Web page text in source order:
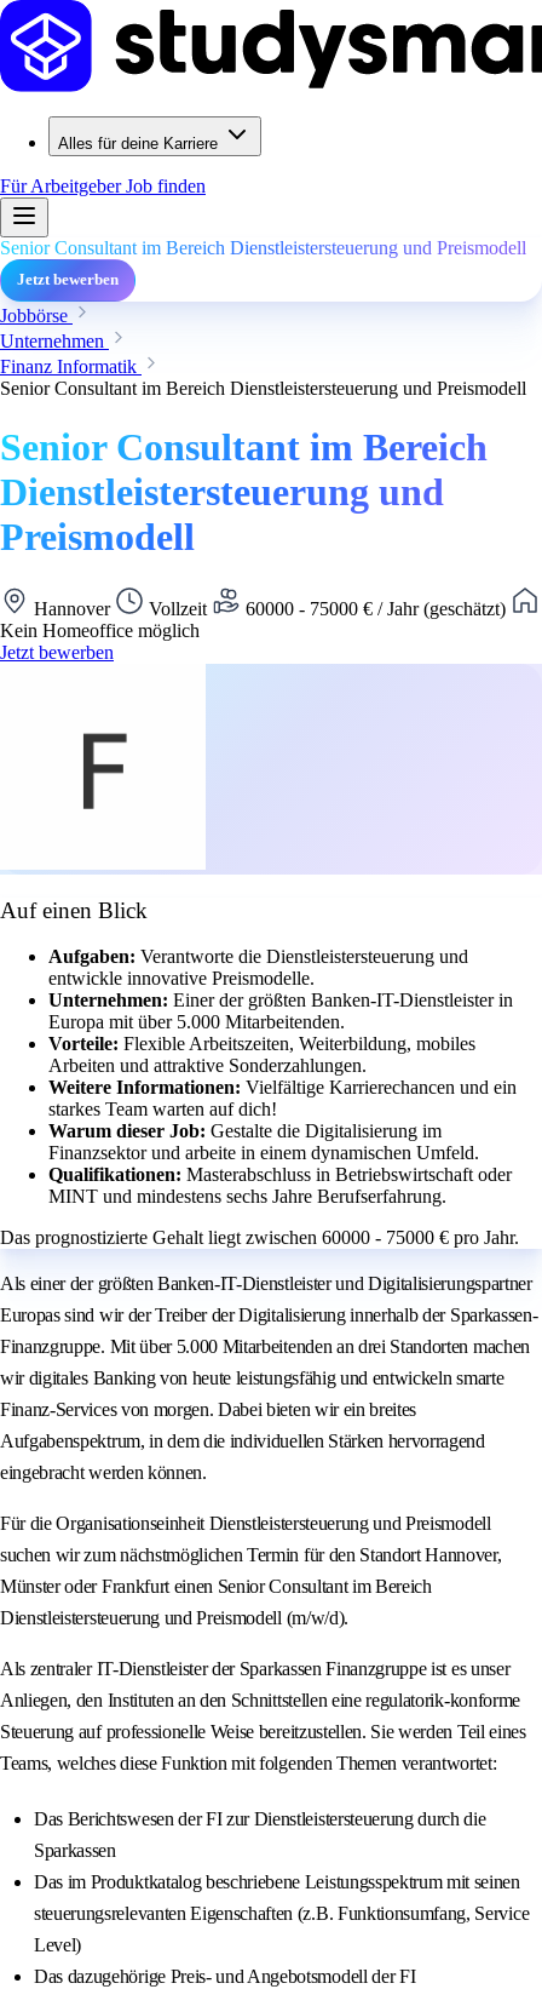
Alles für deine Karriere
Für ArbeitgeberJob finden
Senior Consultant im Bereich Dienstleistersteuerung und Preismodell
Jetzt bewerben
Jobbörse
Unternehmen
Finanz Informatik
Senior Consultant im Bereich Dienstleistersteuerung und Preismodell
Senior Consultant im Bereich
Dienstleistersteuerung und
Preismodell
Hannover Vollzeit
60000 - 75000 € / Jahr (geschätzt)
Kein Homeoffice möglich
Jetzt bewerben
Auf einen Blick
Aufgaben: Verantworte die Dienstleistersteuerung und
entwickle innovative Preismodelle.
Unternehmen: Einer der größten Banken-IT-Dienstleister in
Europa mit über 5.000 Mitarbeitenden.
Vorteile: Flexible Arbeitszeiten, Weiterbildung, mobiles
Arbeiten und attraktive Sonderzahlungen.
Weitere Informationen: Vielfältige Karrierechancen und ein
starkes Team warten auf dich!
Warum dieser Job: Gestalte die Digitalisierung im
Finanzsektor und arbeite in einem dynamischen Umfeld.
Qualifikationen: Masterabschluss in Betriebswirtschaft oder
MINT und mindestens sechs Jahre Berufserfahrung.
Das prognostizierte Gehalt liegt zwischen 60000 - 75000 € pro Jahr.
Als einer der größten Banken-IT-Dienstleister und Digitalisierungspartner
Europas sind wir der Treiber der Digitalisierung innerhalb der Sparkassen-
Finanzgruppe. Mit über 5.000 Mitarbeitenden an drei Standorten machen
wir digitales Banking von heute leistungsfähig und entwickeln smarte
Finanz-Services von morgen. Dabei bieten wir ein breites
Aufgabenspektrum, in dem die individuellen Stärken hervorragend
eingebracht werden können.
Für die Organisationseinheit Dienstleistersteuerung und Preismodell
suchen wir zum nächstmöglichen Termin für den Standort Hannover,
Münster oder Frankfurt einen Senior Consultant im Bereich
Dienstleistersteuerung und Preismodell (m/w/d).
Als zentraler IT-Dienstleister der Sparkassen Finanzgruppe ist es unser
Anliegen, den Instituten an den Schnittstellen eine regulatorik-konforme
Steuerung auf professionelle Weise bereitzustellen. Sie werden Teil eines
Teams, welches diese Funktion mit folgenden Themen verantwortet:
Das Berichtswesen der FI zur Dienstleistersteuerung durch die
Sparkassen
Das im Produktkatalog beschriebene Leistungsspektrum mit seinen
steuerungsrelevanten Eigenschaften (z.B. Funktionsumfang, Service
Level)
Das dazugehörige Preis- und Angebotsmodell der FI